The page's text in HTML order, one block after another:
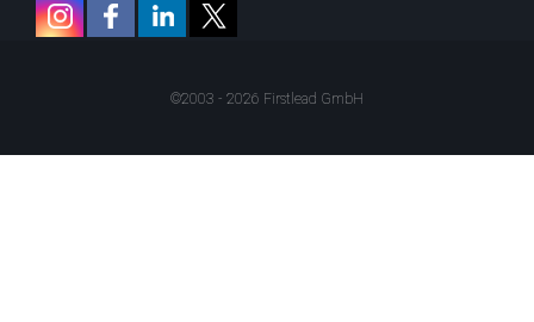
©2003 - 2026 Firstlead GmbH